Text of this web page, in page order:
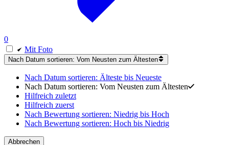
0
Mit Foto
Nach Datum sortieren: Vom Neusten zum Ältesten
Nach Datum sortieren: Älteste bis Neueste
Nach Datum sortieren: Vom Neusten zum Ältesten
Hilfreich zuletzt
Hilfreich zuerst
Nach Bewertung sortieren: Niedrig bis Hoch
Nach Bewertung sortieren: Hoch bis Niedrig
Abbrechen